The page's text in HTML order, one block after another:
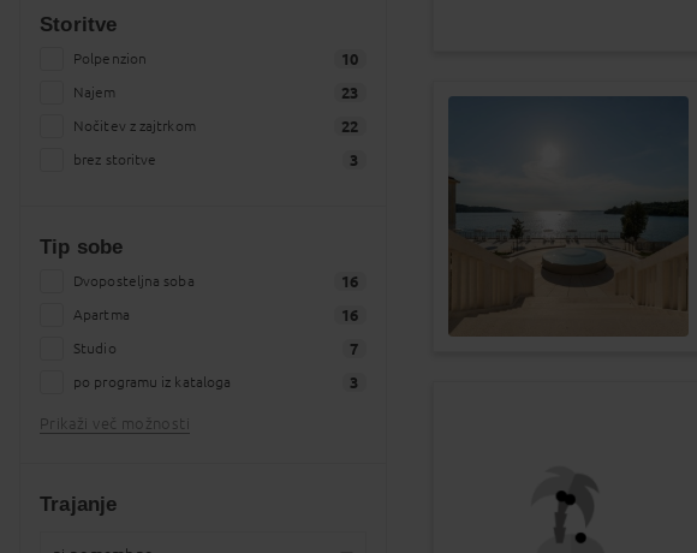
Storitve
Polpenzion 10
Najem 23
Nočitev z zajtrkom 22
brez storitve 3
Tip sobe
Dvoposteljna soba 16
Apartma 16
Studio 7
po programu iz kataloga 3
Prikaži več možnosti
Trajanje